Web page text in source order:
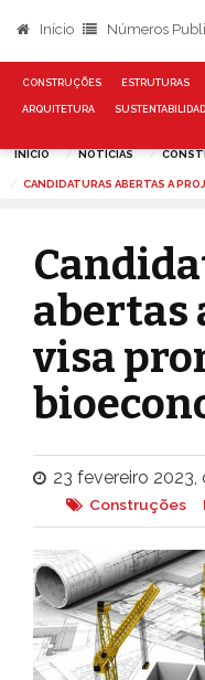
Início Números
CONSTRUÇÕES ESTRUTURAS
ARQUITETURA
INÍCIO NOTÍCIAS
CANDIDATURAS ABERTAS A
abertas
visa
23 fevereiro
Construções